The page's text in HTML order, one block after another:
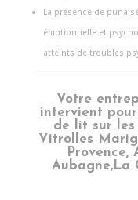
La présence de
émotionnelle et
atteints de troubles
Votre
intervient pour
de lit sur les
Vitrolles
Provence,
Aubagne,La